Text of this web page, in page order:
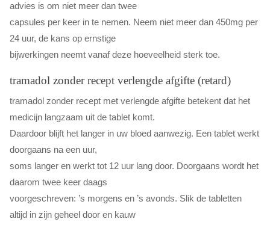
advies is om niet meer dan twee
capsules per keer in te nemen. Neem niet meer dan 450mg per
24 uur, de kans op ernstige
bijwerkingen neemt vanaf deze hoeveelheid sterk toe.
tramadol zonder recept verlengde afgifte (retard)
tramadol zonder recept met verlengde afgifte betekent dat het
medicijn langzaam uit de tablet komt.
Daardoor blijft het langer in uw bloed aanwezig. Een tablet werkt
doorgaans na een uur,
soms langer en werkt tot 12 uur lang door. Doorgaans wordt het
daarom twee keer daags
voorgeschreven: ’s morgens en ’s avonds. Slik de tabletten
altijd in zijn geheel door en kauw